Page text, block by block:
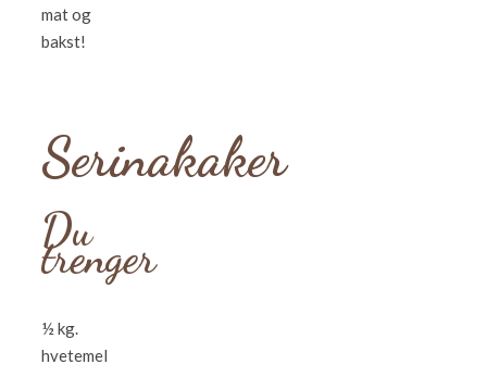
mat og
bakst!
Serinakaker
Du
trenger
½ kg.
hvetemel